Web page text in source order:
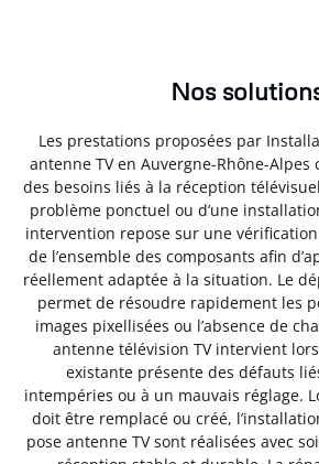
Nos
Les prestations proposées par
antenne TV en Auvergne-Rhône-Alpes
des besoins liés à la réception
problème ponctuel ou d’une
intervention repose sur une
de l’ensemble des composants afin
réellement adaptée à la situation. Le
permet de résoudre rapidement les
images pixellisées ou l’absence de
antenne télévision TV intervient
existante présente des défauts
intempéries ou à un mauvais réglage.
doit être remplacé ou créé,
pose antenne TV sont réalisées avec